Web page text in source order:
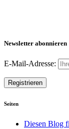
Newsletter abonnieren
E-Mail-Adresse:
Seiten
Diesen Blog